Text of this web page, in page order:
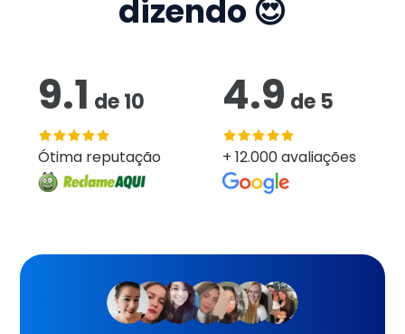
dizendo 😍
9.1 de10
Ótima reputação
4.9 de 5
+ 12.000 avaliações